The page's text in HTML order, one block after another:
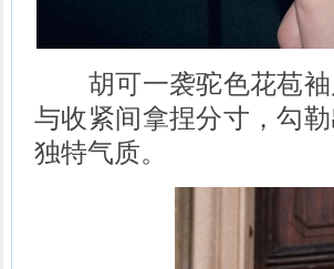
胡可一袭驼色花苞袖
与收紧间拿捏分寸，勾
独特气质。